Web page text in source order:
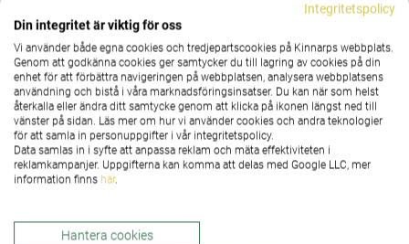
Embrace, barstol, släde
Embrace. Med sina mjuka linjer och den
Integritetspolicy
Din integritet är viktig för oss
Vi använder både egna cookies och tredjepartscookies på Kinnarps webbplats.
Genom att godkänna cookies ger samtycker du till lagring av cookies på din
enhet för att förbättra navigeringen på webbplatsen, analysera webbplatsens
användning och bistå i våra marknadsföringsinsatser. Du kan när som helst
återkalla eller ändra ditt samtycke genom att klicka på ikonen längst ned till
vänster på sidan. Läs mer om hur vi använder cookies och andra teknologier
för att samla in personuppgifter i vår integritetspolicy.
Data samlas in i syfte att anpassa reklam och mäta effektiviteten i
reklamkampanjer. Uppgifterna kan komma att delas med Google LLC, mer
information finns här.
Hantera cookies